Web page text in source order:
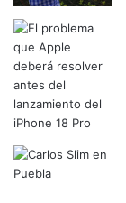
m
a
r
z
o
i
e
r
r
e
g
r
a
d
u